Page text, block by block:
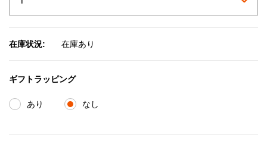
在庫状況: 在庫あり
ギフトラッピング
あり なし